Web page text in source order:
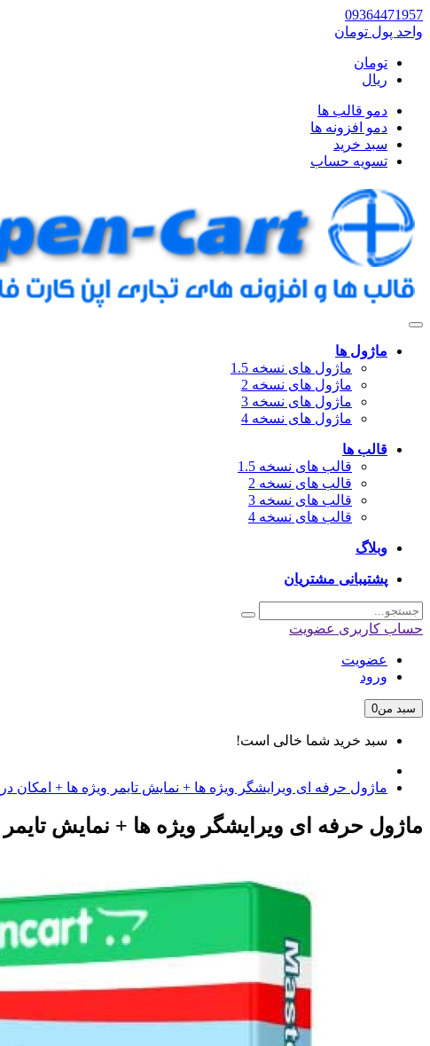
09364471957
واحد پول تومان
تومان
ریال
دمو قالب ها
دمو افزونه ها
سبد خرید
تسویه حساب
ماژول ها
ماژول های نسخه 1.5
ماژول های نسخه 2
ماژول های نسخه 3
ماژول های نسخه 4
قالب ها
قالب های نسخه 1.5
قالب های نسخه 2
قالب های نسخه 3
قالب های نسخه 4
وبلاگ
پشتیبانی مشتریان
حساب کاربری عضویت
عضویت
ورود
سبد من0
سبد خرید شما خالی است!
ماژول حرفه ای ویرایشگر ویژه ها + نمایش تایمر ویژه ها + امکان
ماژول حرفه ای ویرایشگر ویژه ها + نمایش